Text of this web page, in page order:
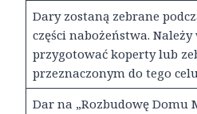
Dary zostaną zebrane
części nabożeństwa.
przygotować koperty lub
przeznaczonym do tego
Dar na „Rozbudowę Domu